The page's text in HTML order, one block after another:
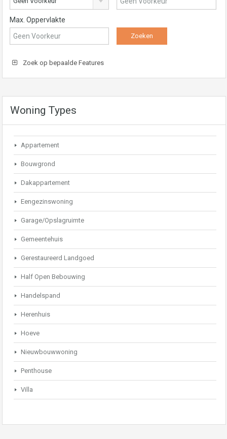
Max. Oppervlakte
Zoek op bepaalde Features
Woning Types
Appartement
Bouwgrond
Dakappartement
Eengezinswoning
Garage/Opslagruimte
Gemeentehuis
Gerestaureerd Landgoed
Half Open Bebouwing
Handelspand
Herenhuis
Hoeve
Nieuwbouwwoning
Penthouse
Villa